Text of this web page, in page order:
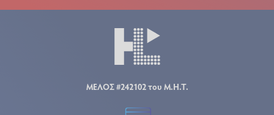
ΜΕΛΟΣ #242102 του Μ.Η.Τ.